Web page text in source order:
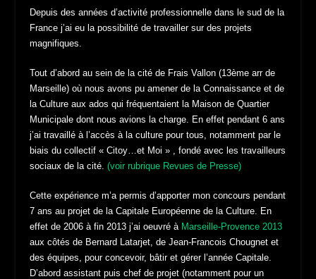
Depuis des années d’activité professionnelle dans le sud de la
France j’ai eu la possibilité de travailler sur des projets
magnifiques.
Tout d’abord au sein de la cité de Frais Vallon (13ème arr de
Marseille) où nous avons pu amener de la Connaissance et de
la Culture aux ados qui fréquentaient la Maison de Quartier
Municipale dont nous avions la charge. En effet pendant 6 ans
j’ai travaillé à l’accès à la culture pour tous, notamment par le
biais du collectif « Citoy…et Moi » , fondé avec les travailleurs
sociaux de la cité.(voir rubrique Revues de Presse)
Cette expérience m’a permis d’apporter mon concours pendant
7 ans au projet de la Capitale Européenne de la Culture. En
effet de 2006 à fin 2013 j’ai oeuvré à Marseille-Provence 2013
aux côtés de Bernard Latarjet, de Jean-Francois Chougnet et
des équipes, pour concevoir, bâtir et gérer l’année Capitale.
D’abord assistant puis chef de projet (notamment pour un